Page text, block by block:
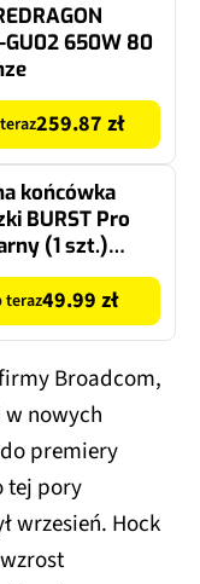
GU02 650W 80
259.87 zł
końcówka
BURST Pro
(1 szt.)
włosie)
teraz49.99 zł
Broadcom,
nowych
premiery
tej pory
wrzesień. Hock